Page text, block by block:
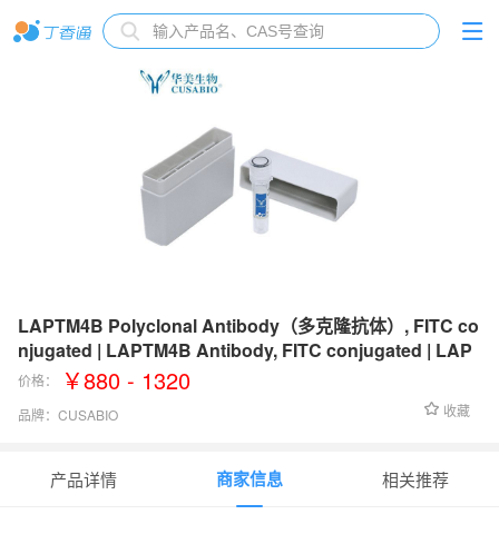
LAPTM4B Polyclonal Antibody（多克隆抗体）, FITC co
njugated | LAPTM4B Antibody, FITC conjugated | LAP
TM4B抗体, FITC conjugated
价格： ￥880 - 1320
品牌： CUSABIO 收藏
产品详情 商家信息 相关推荐